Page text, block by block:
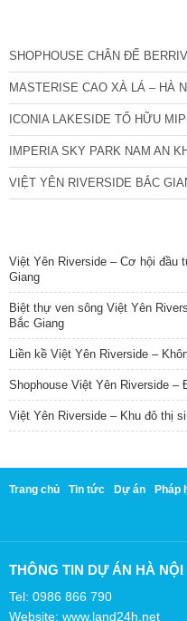
SHOPHOUSE CHÂN ĐẾ
MASTERISE CAO XÀ LÁ – HÀ
ICONIA LAKESIDE TỐ HỮU
IMPERIA SKY PARK NAM AN
VIỆT YÊN RIVERSIDE BẮC
Việt Yên Riverside – Cơ hội đầu
Giang
Biệt thự ven sông Việt Yên
Bắc Giang
Liền kề Việt Yên Riverside –
Shophouse Việt Yên Riverside
Việt Yên Riverside – Khu đô thị
Trang chủ Tin tức Dự án Pháp
THÔNG TIN DỰ ÁN HÀ NỘI
Tel: 0986 866 790
Website: www.land24h.net